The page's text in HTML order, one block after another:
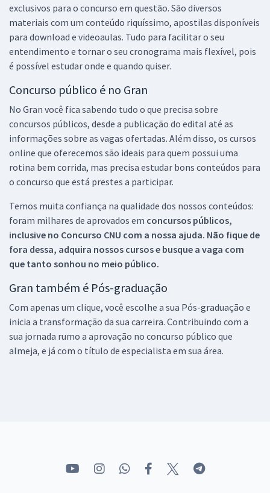
exclusivos para o concurso em questão. São diversos
materiais com um conteúdo riquíssimo, apostilas disponíveis
para download e videoaulas. Tudo para facilitar o seu
entendimento e tornar o seu cronograma mais flexível, pois
é possível estudar onde e quando quiser.
Concurso público é no Gran
No Gran você fica sabendo tudo o que precisa sobre
concursos públicos, desde a publicação do edital até as
informações sobre as vagas ofertadas. Além disso, os cursos
online que oferecemos são ideais para quem possui uma
rotina bem corrida, mas precisa estudar bons conteúdos para
o concurso que está prestes a participar.
Temos muita confiança na qualidade dos nossos conteúdos:
foram milhares de aprovados em concursos públicos,
inclusive no Concurso CNU com a nossa ajuda. Não fique de
fora dessa, adquira nossos cursos e busque a vaga com
que tanto sonhou no meio público.
Gran também é Pós-graduação
Com apenas um clique, você escolhe a sua Pós-graduação e
inicia a transformação da sua carreira. Contribuindo com a
sua jornada rumo a aprovação no concurso público que
almeja, e já com o título de especialista em sua área.